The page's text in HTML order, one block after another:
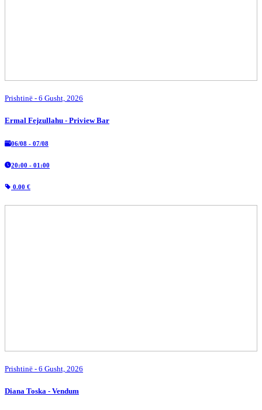
Prishtinë - 6 Gusht, 2026
Ermal Fejzullahu - Priview Bar
06/08 - 07/08
20:00 - 01:00
0.00 €
Prishtinë - 6 Gusht, 2026
Diana Toska - Vendum